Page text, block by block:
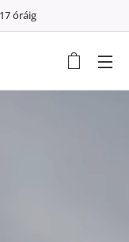
óráig